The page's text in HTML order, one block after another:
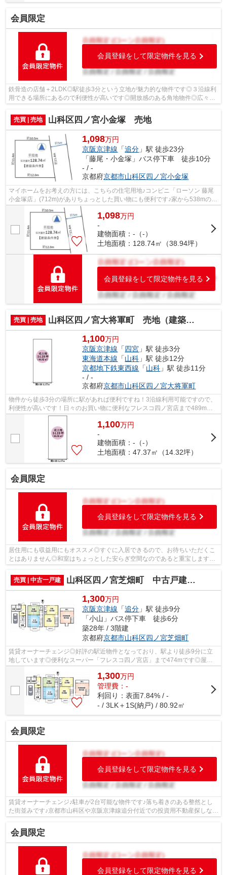
会員限定
会員登録をして限定物件を見る
鉄骨造の店舗＋2LDK◎駅徒歩3分という立地が魅力的な物件です◎３沿線利
用できる場所にあるので利便性が高いです◎開放感のある角地物件◎広々と
したルーフバルコニー付きです(^^)
売買 | 売地
山科区四ノ宮小金塚 売地
1,098万円
京阪京津線 「追分 」駅 徒歩23分
「藤尾・小金塚」バス停下車 徒歩10分
- / -
京都府京都市山科区四ノ宮小金塚
マイホームをお考えの方には、こちらの住宅用地♪コンビニ「ローソン 藤尾
小金塚店」(712m)がありちょっとした買い物にも便利です♪家から538mの場
所に大津小金塚簡易郵便局があります♪...
1,098万円
-
建物面積：-（-）
土地面積：128.74㎡（38.94坪）
会員登録をして限定物件を見る
売買 | 売地 山科区四ノ宮大将軍町 売地（建築条件付き）
1,100万円
京阪京津線 「四宮 」駅 徒歩3分
東海道本線 「山科 」駅 徒歩12分
京都地下鉄東西線 「山科 」駅 徒歩11分
- / -
京都府京都市山科区四ノ宮大将軍町
物件から徒歩3分の場所に駅があれば便利ですね！3沿線利用可能ですので、
利便性が高いです！日々のお買い物に便利なフレスコ四ノ宮店まで489mで
す！こちらの物件はコンビニまで232mに...
1,100万円
-
建物面積：-（-）
土地面積：47.37㎡（14.32坪）
会員限定
会員登録をして限定物件を見る
居住用にも収益用にもオススメ◎すぐに入居できるので、お待ちいただくこ
とはありません◎和室はちょっとした安らぎ空間なのであると重宝します◎
前面道路と高低差がないだけで暮らしやす...
売買 | 中古一戸建
山科区四ノ宮芝畑町 中古戸建（賃貸オーナーチェンジ）
1,300万円
京阪京津線 「追分 」駅 徒歩9分
「小山」バス停下車 徒歩6分
築28年 / 3階建
京都府京都市山科区四ノ宮芝畑町
賃貸オーナーチェンジ◎好評の駅近物件となっており、駅より徒歩9分に立
地しています◎便利なスーパー「フレスコ四ノ宮店」まで474mです◎屋根
1,300万円
管理費：-
利回り：表面7.84% / -
- / 3LK＋1S(納戸) / 80.92㎡
会員限定
会員登録をして限定物件を見る
賃貸オーナーチェンジ♪駐車が2台可能な物件です♪落ち着きのある整然とし
た街並みです♪京都市山科区や京阪京津線追分付近での投資用不動産探しな
会員限定
会員登録をして限定物件を見る